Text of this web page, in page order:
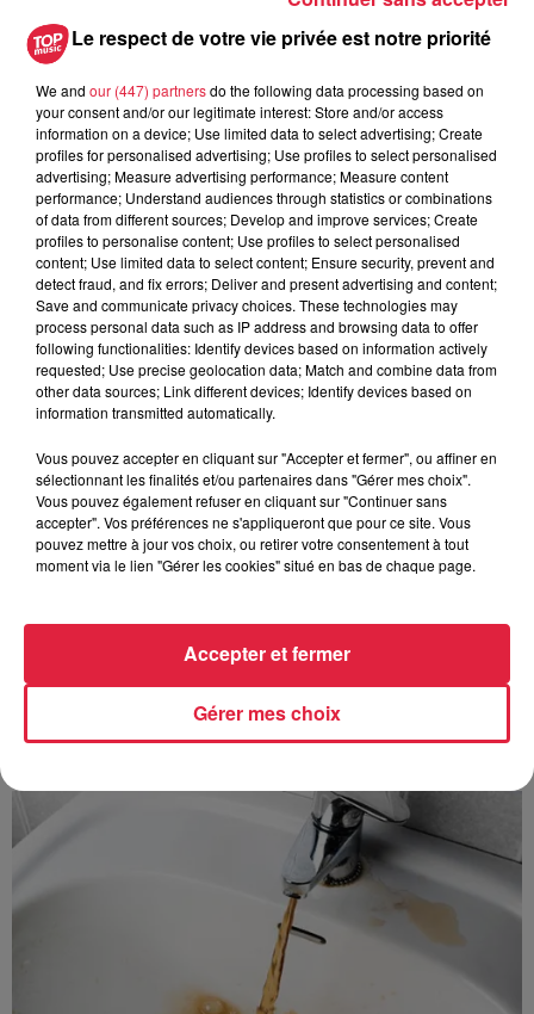
A lire aussi
6 août 2026
À Hoerdt, de l’eau brune sort des
robinets
6 août 2026
Tags antisémites à Strasbourg :
Catherine Trautmann réagit
6 août 2026
Au zoo de Mulhouse : rencontre
avec les flamants rouges
À découvrir également
Le respect de votre vie privée est notre priorité
We and our (447) partnersdo the following data processing based on
your consent and/or our legitimate interest: Store and/or access
information on a device; Use limited data to select advertising; Create
profiles for personalised advertising; Use profiles to select personalised
advertising; Measure advertising performance; Measure content
performance; Understand audiences through statistics or combinations
of data from different sources; Develop and improve services; Create
profiles to personalise content; Use profiles to select personalised
content; Use limited data to select content; Ensure security, prevent and
detect fraud, and fix errors; Deliver and present advertising and content;
Save and communicate privacy choices. These technologies may
process personal data such as IP address and browsing data to offer
following functionalities: Identify devices based on information actively
requested; Use precise geolocation data; Match and combine data from
other data sources; Link different devices; Identify devices based on
information transmitted automatically.
Vous pouvez accepter en cliquant sur "Accepter et fermer", ou affiner en
sélectionnant les finalités et/ou partenaires dans "Gérer mes choix".
Vous pouvez également refuser en cliquant sur "Continuer sans
accepter". Vos préférences ne s'appliqueront que pour ce site. Vous
pouvez mettre à jour vos choix, ou retirer votre consentement à tout
moment via le lien "Gérer les cookies" situé en bas de chaque page.
Gérer mes choix
Accepter et fermer